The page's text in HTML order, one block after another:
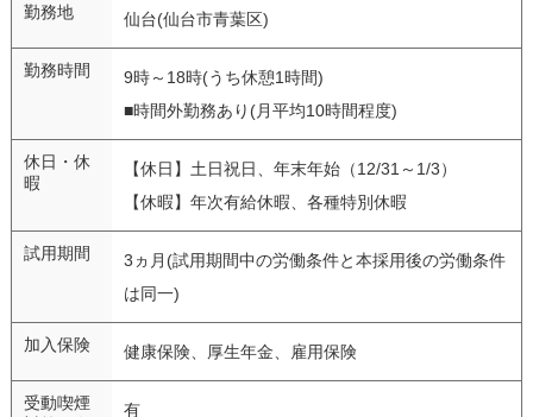
勤務地 仙台(仙台市青葉区)
勤務時間
9時～18時(うち休憩1時間)
■時間外勤務あり(月平均10時間程度)
休日・休
暇
【休日】土日祝日、年末年始（12/31～1/3）
【休暇】年次有給休暇、各種特別休暇
試用期間
3ヵ月(試用期間中の労働条件と本採用後の労働条件
は同一)
加入保険 健康保険、厚生年金、雇用保険
受動喫煙
有